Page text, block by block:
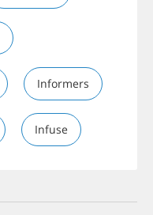
Informers
Infuse